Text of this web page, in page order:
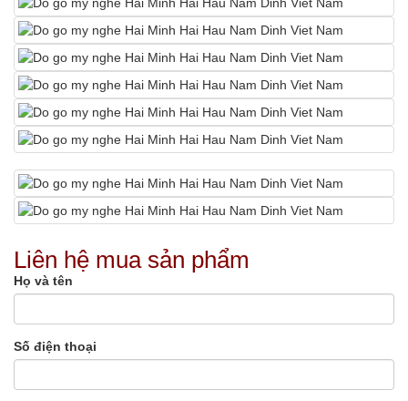
Liên hệ mua sản phẩm
Họ và tên
Số điện thoại